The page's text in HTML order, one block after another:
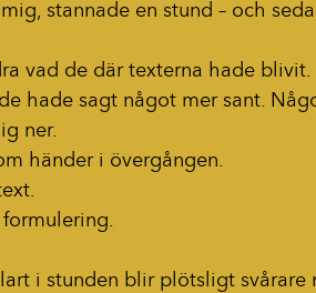
stannade en stund – och
vad de där texterna hade
hade sagt något mer sant.
ner.
händer i övergången.
i stunden blir plötsligt